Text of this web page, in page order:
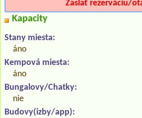
Zaslať rezerváciu/
Kapacity
Stany miesta:
áno
Kempová miesta:
áno
Bungalovy/Chatky:
nie
Budovy(izby/app):